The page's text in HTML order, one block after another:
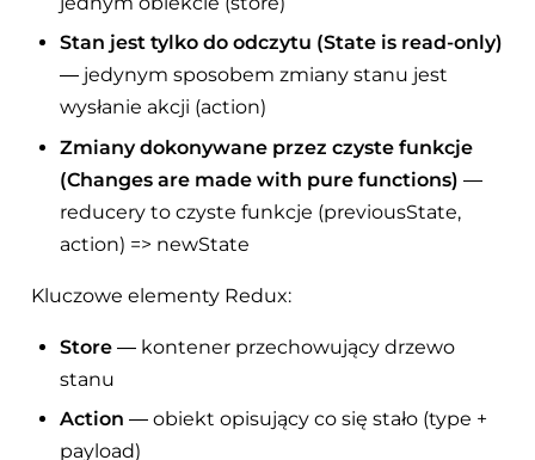
Stan jest tylko do odczytu (State is read-only)
— jedynym sposobem zmiany stanu jest
wysłanie akcji (action)
Zmiany dokonywane przez czyste funkcje
(Changes are made with pure functions) —
reducery to czyste funkcje (previousState,
action) => newState
Kluczowe elementy Redux:
Store — kontener przechowujący drzewo
stanu
Action — obiekt opisujący co się stało (type +
payload)